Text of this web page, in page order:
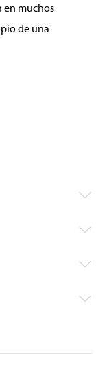
en muchos
de una